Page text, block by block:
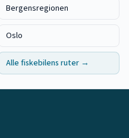
Bergensregionen
Oslo
Alle fiskebilens ruter →